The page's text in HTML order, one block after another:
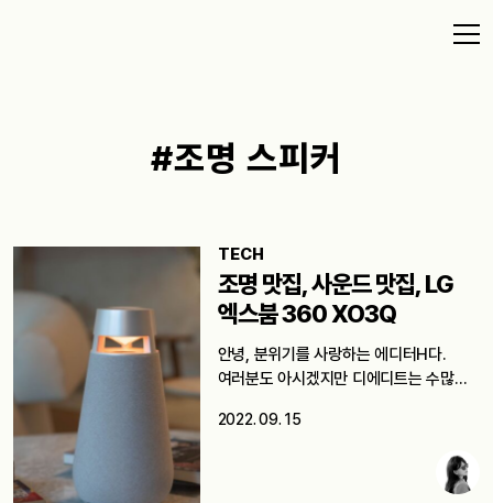
#조명 스피커
TECH
조명 맛집, 사운드 맛집, LG
엑스붐 360 XO3Q
안녕, 분위기를 사랑하는 에디터H다.
여러분도 아시겠지만 디에디트는 수많은
2022. 09. 15